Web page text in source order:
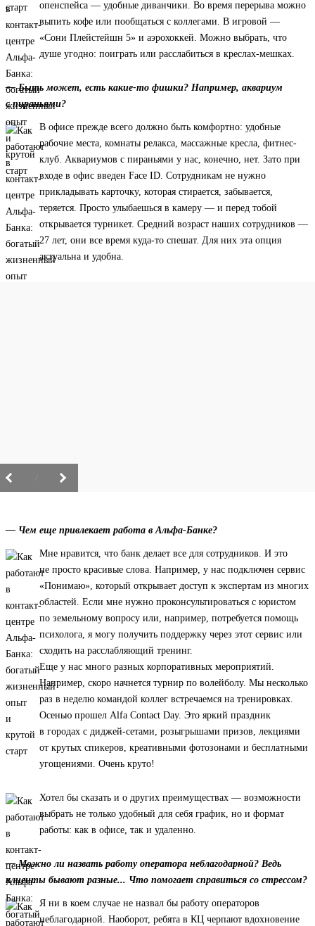
опенспейса — удобные диванчики. Во время перерыва можно
выпить кофе или пообщаться с коллегами. В игровой —
«Сони Плейстейшн 5» и аэрохоккей. Можно выбрать, что
душе угодно: поиграть или расслабиться в креслах-мешках.
— Быть может, есть какие-то фишки? Например, аквариум
с пираньями?
В офисе прежде всего должно быть комфортно: удобные
рабочие места, комнаты релакса, массажные кресла, фитнес-
клуб. Аквариумов с пираньями у нас, конечно, нет. Зато при
входе в офис введен Face ID. Сотрудникам не нужно
прикладывать карточку, которая стирается, забывается,
теряется. Просто улыбаешься в камеру — и перед тобой
открывается турникет. Средний возраст наших сотрудников —
27 лет, они все время куда-то спешат. Для них эта опция
актуальна и удобна.
— Чем еще привлекает работа в Альфа-Банке?
Мне нравится, что банк делает все для сотрудников. И это
не просто красивые слова. Например, у нас подключен сервис
«Понимаю», который открывает доступ к экспертам из многих
областей. Если мне нужно проконсультироваться с юристом
по земельному вопросу или, например, потребуется помощь
психолога, я могу получить поддержку через этот сервис или
сходить на расслабляющий тренинг.
Еще у нас много разных корпоративных мероприятий.
Например, скоро начнется турнир по волейболу. Мы несколько
раз в неделю командой коллег встречаемся на тренировках.
Осенью прошел Alfa Contact Day. Это яркий праздник
в городах с диджей-сетами, розыгрышами призов, лекциями
от крутых спикеров, креативными фотозонами и бесплатными
угощениями. Очень круто!
Хотел бы сказать и о других преимуществах — возможности
выбрать не только удобный для себя график, но и формат
работы: как в офисе, так и удаленно.
— Можно ли назвать работу оператора неблагодарной? Ведь
клиенты бывают разные... Что помогает справиться со стрессом?
Я ни в коем случае не назвал бы работу операторов
неблагодарной. Наоборот, ребята в КЦ черпают вдохновение